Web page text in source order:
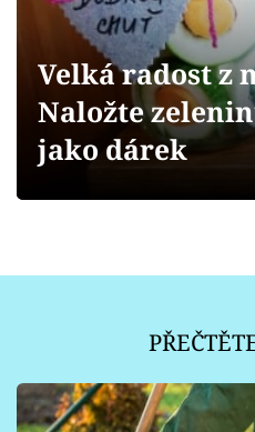
Přihlášení
Sledujte nás
Velká radost z
Naložte
jako dárek